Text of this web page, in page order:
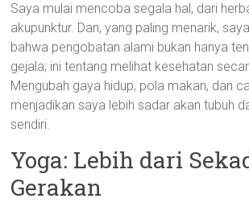
Saya mulai mencoba segala hal, dari
akupunktur. Dan, yang paling menarik,
bahwa pengobatan alami bukan hanya
gejala; ini tentang melihat kesehatan
Mengubah gaya hidup, pola makan, dan
menjadikan saya lebih sadar akan tubuh
sendiri.
Yoga: Lebih dari
Gerakan